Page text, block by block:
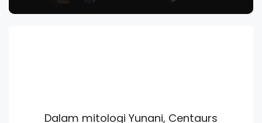
Dalam mitologi Yunani, Centaurs